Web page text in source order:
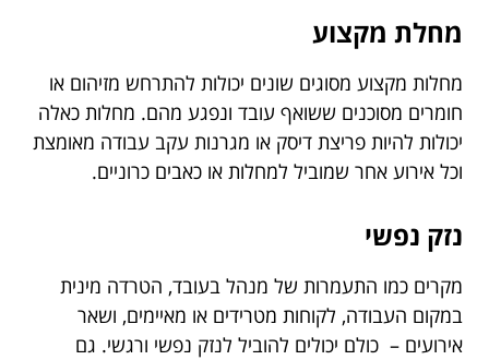
מחלת מקצוע
מחלות מקצוע מסוגים שונים יכולות להתרחש מזיהום או
חומרים מסוכנים ששואף עובד ונפגע מהם. מחלות כאלה
יכולות להיות פריצת דיסק או מגרנות עקב עבודה מאומצת
וכל אירוע אחר שמוביל למחלות או כאבים כרוניים.
נזק נפשי
מקרים כמו התעמרות של מנהל בעובד, הטרדה מינית
במקום העבודה, לקוחות מטרידים או מאיימים, ושאר
אירועים – כולם יכולים להוביל לנזק נפשי ורגשי. גם